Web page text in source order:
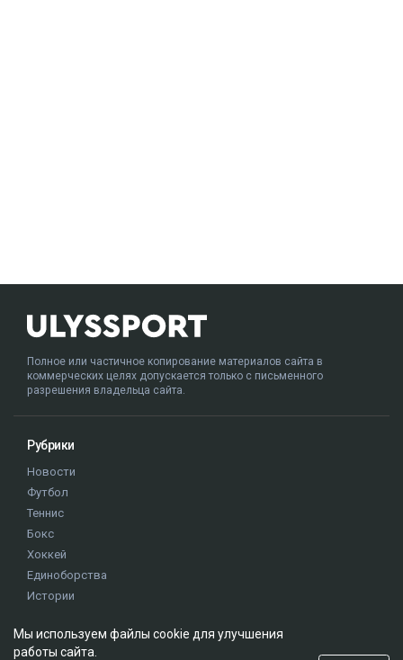
Полное или частичное копирование материалов сайта в
коммерческих целях допускается только с письменного
разрешения владельца сайта.
Рубрики
Новости
Футбол
Теннис
Бокс
Хоккей
Единоборства
Истории
Мы используем файлы cookie для улучшения
работы сайта.